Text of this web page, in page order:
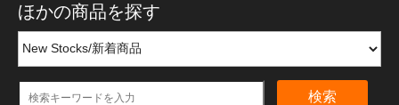
ほかの商品を探す
検索